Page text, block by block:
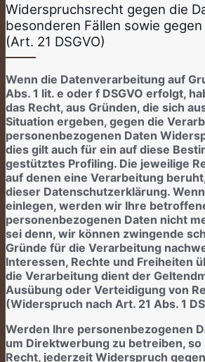
Widerspruchsrecht gegen die
besonderen Fällen sowie
(Art. 21 DSGVO)
Wenn die Datenverarbeitung auf
Abs. 1 lit. e oder f DSGVO erfolgt,
das Recht, aus Gründen, die sich
Situation ergeben, gegen die
personenbezogenen Daten
dies gilt auch für ein auf diese
gestütztes Profiling. Die jeweilige
auf denen eine Verarbeitung
dieser Datenschutzerklärung.
einlegen, werden wir Ihre
personenbezogenen Daten nicht
sei denn, wir können zwingende
Gründe für die Verarbeitung
Interessen, Rechte und Freiheiten
die Verarbeitung dient der
Ausübung oder Verteidigung von
(Widerspruch nach Art. 21 Abs. 1
Werden Ihre personenbezogenen
um Direktwerbung zu betreiben, so
Recht, jederzeit Widerspruch